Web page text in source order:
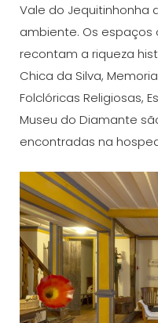
Vale do Jequitinhonha
ambiente. Os espaços
recontam a riqueza
Chica da Silva,
Folclóricas Religiosas,
Museu do Diamante
encontradas na